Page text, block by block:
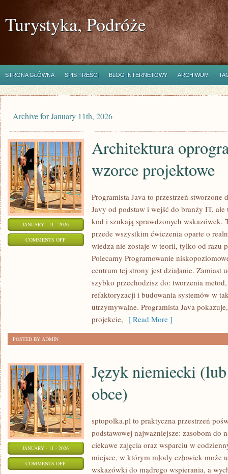
Turystyka, Podróże
STRONA GŁÓWNA SPIS TREŚCI BLOG INTERNETOWY ARCHIWUM
Archive for January 11th, 2026
JANUARY - 11 - 2026
COMMENTS OFFON
Architektura
wzorce projektowe
Programista Java to przestrzeń stworzone
Javy od podstaw i wejść do branży IT,
kod i szukają sprawdzonych wskazówek.
przede wszystkim ćwiczenia oparte o
wiedza nie zostaje w teorii, tylko od razu
Polecamy Programowanie
centrum tej strony jest działanie. Zamiast
szybko przechodzisz do: tworzenia
refaktoryzacji i budowania systemów w
utrzymywalne. Programista Java
projekcie, [ Read More ]
POSTED BY ADMIN
JANUARY - 11 - 2026
COMMENTS OFFON
Język niemiecki
obce)
sptopolka.pl to praktyczna przestrzeń
podstawowej najważniejsze: zasobom do
ciekawe zajęcia oraz wsparciu w
miejsce, w którym młody człowiek może
wskazówki do mądrego wspierania, a